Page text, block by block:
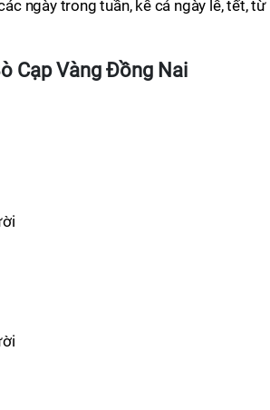
ngày trong tuần, kể cả ngày lễ, tết,
Cạp Vàng Đồng Nai